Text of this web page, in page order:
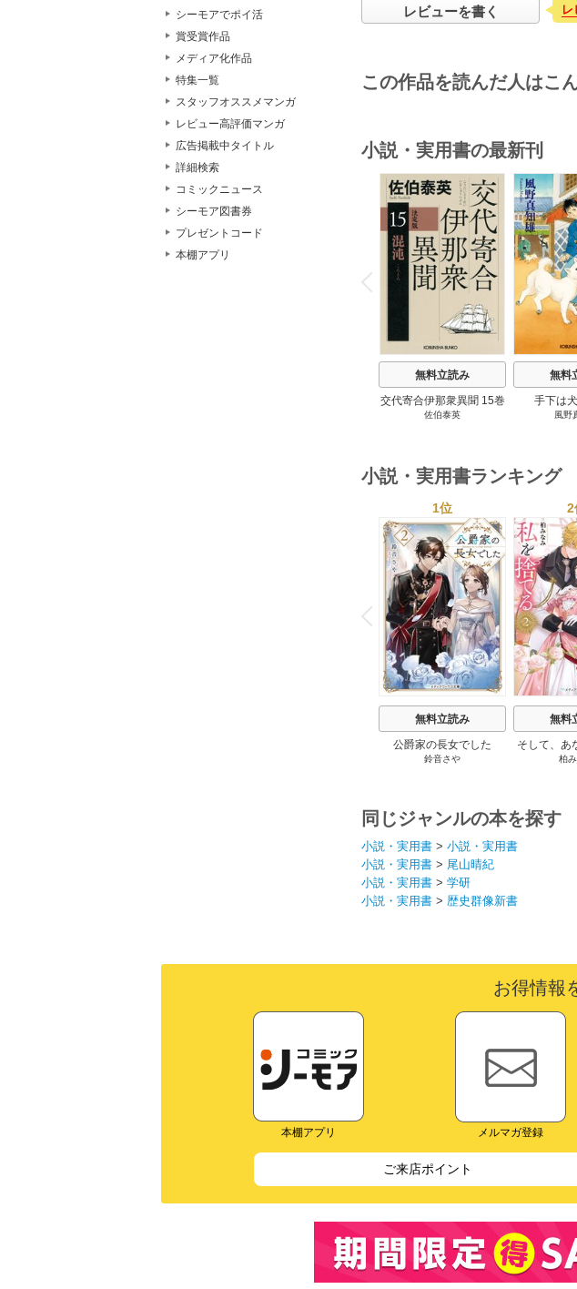
シーモアでポイ活
賞受賞作品
メディア化作品
特集一覧
スタッフオススメマンガ
レビュー高評価マンガ
広告掲載中タイトル
詳細検索
コミックニュース
シーモア図書券
プレゼントコード
本棚アプリ
レビューを書く
この作品を読んだ人はこ
小説・実用書の最新刊
P
r
e
i
o
u
s
無料立読み
交代寄合伊那衆異聞 15巻
佐伯泰英
無料
手下は
風野
小説・実用書ランキング
P
r
e
v
i
o
u
s
1位
無料立読み
公爵家の長女でした
鈴音さや
2
無料
そして、あ
柏
同じジャンルの本を探す
小説・実用書 > 小説・実用書
小説・実用書 > 尾山晴紀
小説・実用書 > 学研
小説・実用書 > 歴史群像新書
お得情報
本棚アプリ メルマガ登録
ご来店ポイント